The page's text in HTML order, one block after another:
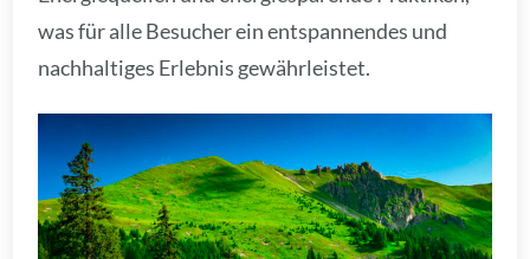
was für alle Besucher ein entspannendes und
nachhaltiges Erlebnis gewährleistet.